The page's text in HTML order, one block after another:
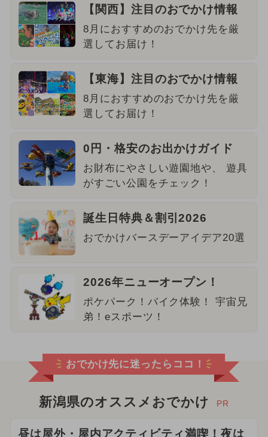
【関西】注目のおでかけ情報
8月におすすめのおでかけ先を厳
選してお届け！
【東海】注目のおでかけ情報
8月におすすめのおでかけ先を厳
選してお届け！
0円・格安のお出かけガイド
お財布にやさしい遊園地や、 遊具
がすごい公園をチェック！
誕生日特典＆割引2026
おでかけバースデーアイデア20選
2026年ニューオープン！
ポケパーク！バイク体験！ 宇宙兄
弟！eスポーツ！
おでかけ先に迷ったらココ！
新潟県のオススメおでかけ PR
昼は屋外・屋内アクティビティ満喫！夜は